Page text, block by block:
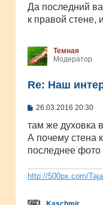
о
б
щ
и
е
Да последний
к правой стене,
Темная
Модератор
Re: Наш
С
о
щ
е
е
26.03.2016 20:30
там же духовка
А почему стена
последнее фото
http://500px.com/